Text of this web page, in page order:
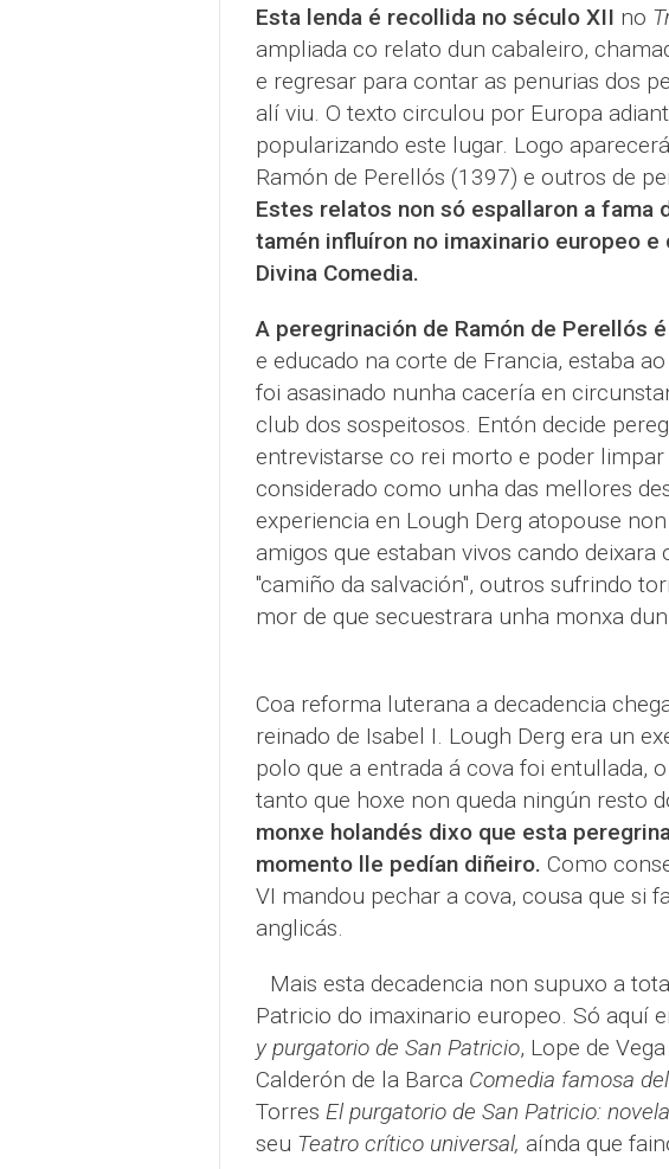
Esta lenda é recollida no século XII no
ampliada co relato dun cabaleiro,
e regresar para contar as penurias dos
alí viu. O texto circulou por Europa
popularizando este lugar. Logo
Ramón de Perellós (1397) e outros de
Estes relatos non só espallaron a fama
tamén influíron no imaxinario europeo
Divina Comedia.
A peregrinación de Ramón de Perellós
e educado na corte de Francia, estaba
foi asasinado nunha cacería en
club dos sospeitosos. Entón decide
entrevistarse co rei morto e poder
considerado como unha das mellores
experiencia en Lough Derg atopouse
amigos que estaban vivos cando
"camiño da salvación", outros sufrindo
mor de que secuestrara unha monxa
Coa reforma luterana a decadencia
reinado de Isabel I. Lough Derg era un
polo que a entrada á cova foi entullada,
tanto que hoxe non queda ningún resto
monxe holandés dixo que esta
momento lle pedían diñeiro. Como
VI mandou pechar a cova, cousa que si
anglicás.
Mais esta decadencia non supuxo a
Patricio do imaxinario europeo. Só aquí
y purgatorio de San Patricio, Lope de Vega
Calderón de la Barca Comedia famosa
Torres El purgatorio de San Patricio:
seu Teatro crítico universal, aínda que